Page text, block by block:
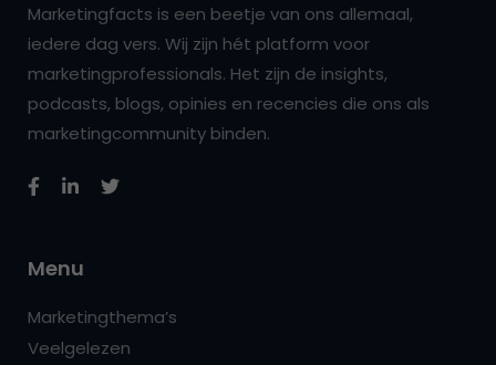
Marketingfacts is een beetje van ons allemaal,
iedere dag vers. Wij zijn hét platform voor
marketingprofessionals. Het zijn de insights,
podcasts, blogs, opinies en recencies die ons als
marketingcommunity binden.
Menu
Marketingthema’s
Veelgelezen